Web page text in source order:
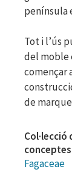
península
Tot i l’ús
del moble
començar
de
Col·lecció
conceptes
Fagaceae